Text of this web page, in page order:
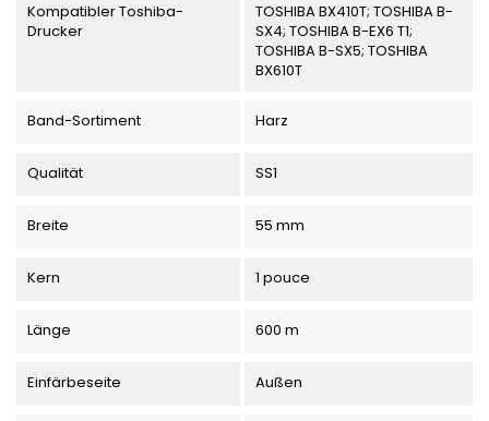
Kompatibler Toshiba-
Drucker
TOSHIBA BX410T; TOSHIBA B-
SX4; TOSHIBA B-EX6 T1;
TOSHIBA B-SX5; TOSHIBA
BX610T
Band-Sortiment Harz
Qualität SS1
Breite 55 mm
Kern 1 pouce
Länge 600 m
Einfärbeseite Außen